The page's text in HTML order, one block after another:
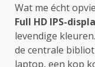
Wat me écht
Full HD IPS-
levendige
de centrale
laptop, een kop